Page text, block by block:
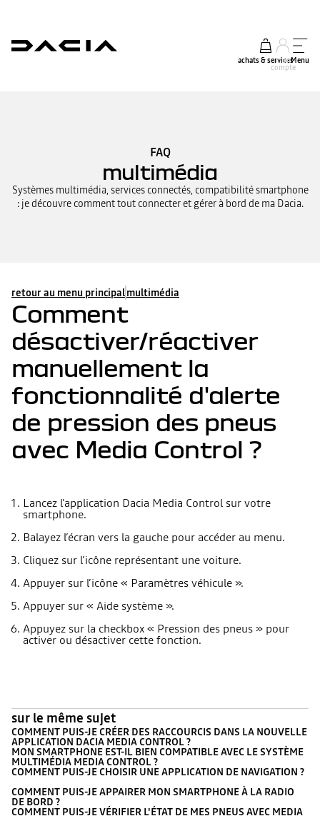
achats & services
mon
compte
Menu
FAQ
multimédia
Systèmes multimédia, services connectés, compatibilité smartphone
: je découvre comment tout connecter et gérer à bord de ma Dacia.
retour au menu principalmultimédia
Comment
désactiver/réactiver
manuellement la
fonctionnalité d'alerte
de pression des pneus
avec Media Control ?
Lancez l’application Dacia Media Control sur votre
smartphone.
Balayez l’écran vers la gauche pour accéder au menu.
Cliquez sur l’icône représentant une voiture.
Appuyer sur l’icône « Paramètres véhicule ».
Appuyer sur « Aide système ».
Appuyez sur la checkbox « Pression des pneus » pour
activer ou désactiver cette fonction.
sur le même sujet
COMMENT PUIS-JE CRÉER DES RACCOURCIS DANS LA NOUVELLE
APPLICATION DACIA MEDIA CONTROL ?
MON SMARTPHONE EST-IL BIEN COMPATIBLE AVEC LE SYSTÈME
MULTIMÉDIA MEDIA CONTROL ?
COMMENT PUIS-JE CHOISIR UNE APPLICATION DE NAVIGATION ?
COMMENT PUIS-JE APPAIRER MON SMARTPHONE À LA RADIO
DE BORD ?
COMMENT PUIS-JE VÉRIFIER L'ÉTAT DE MES PNEUS AVEC MEDIA